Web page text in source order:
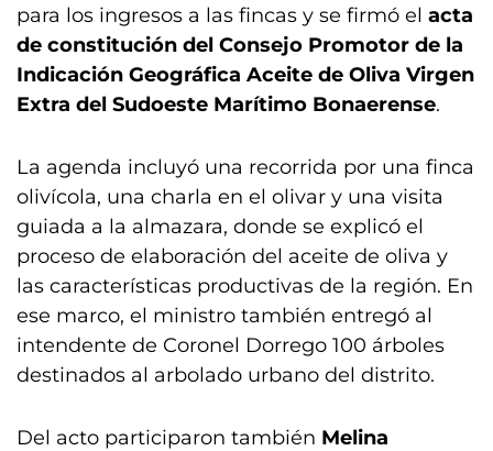
para los ingresos a las fincas y se firmó el acta
de constitución del Consejo Promotor de la
Indicación Geográfica Aceite de Oliva Virgen
Extra del Sudoeste Marítimo Bonaerense.
La agenda incluyó una recorrida por una finca
olivícola, una charla en el olivar y una visita
guiada a la almazara, donde se explicó el
proceso de elaboración del aceite de oliva y
las características productivas de la región. En
ese marco, el ministro también entregó al
intendente de Coronel Dorrego 100 árboles
destinados al arbolado urbano del distrito.
Del acto participaron también Melina